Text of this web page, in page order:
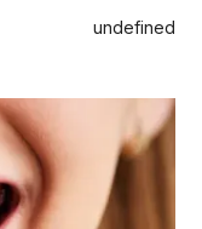
undefined